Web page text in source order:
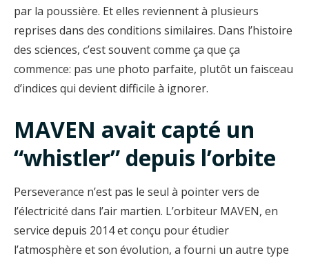
par la poussière. Et elles reviennent à plusieurs
reprises dans des conditions similaires. Dans l’histoire
des sciences, c’est souvent comme ça que ça
commence: pas une photo parfaite, plutôt un faisceau
d’indices qui devient difficile à ignorer.
MAVEN avait capté un
“whistler” depuis l’orbite
Perseverance n’est pas le seul à pointer vers de
l’électricité dans l’air martien. L’orbiteur MAVEN, en
service depuis 2014 et conçu pour étudier
l’atmosphère et son évolution, a fourni un autre type